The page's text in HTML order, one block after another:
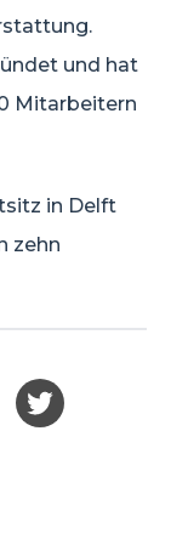
und hat
Mitarbeitern
in Delft
zehn